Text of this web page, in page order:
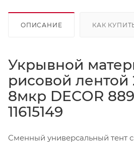
ОПИСАНИЕ КАК
Укрывной
рисовой лентой
8мкр DЕCOR
11615149
Сменный универсальный тент